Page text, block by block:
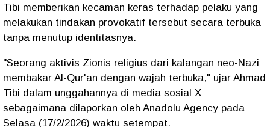
Tibi memberikan kecaman keras terhadap pelaku yang
melakukan tindakan provokatif tersebut secara terbuka
tanpa menutup identitasnya.
"Seorang aktivis Zionis religius dari kalangan neo-Nazi
membakar Al-Qur'an dengan wajah terbuka," ujar Ahmad
Tibi dalam unggahannya di media sosial X
sebagaimana dilaporkan oleh Anadolu Agency pada
Selasa (17/2/2026) waktu setempat.